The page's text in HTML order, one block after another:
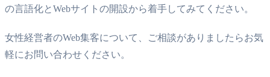
の言語化とWebサイトの開設から着手してみてください。
女性経営者のWeb集客について、ご相談がありましたらお気
軽にお問い合わせください。